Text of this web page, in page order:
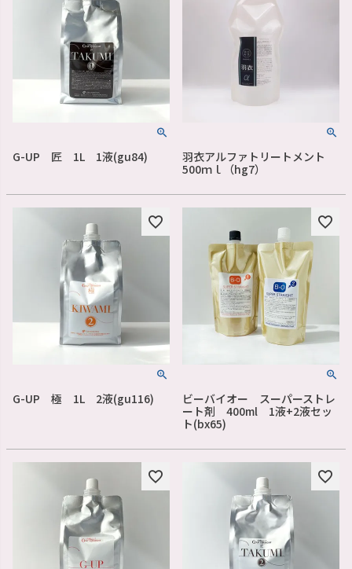
G-UP 匠 1L 1液(gu84)
羽衣アルファトリートメント
500ｍｌ（hg7）
G-UP 極 1L 2液(gu116)
ビーバイオー スーパーストレ
ート剤 400ml 1液+2液セッ
ト(bx65)